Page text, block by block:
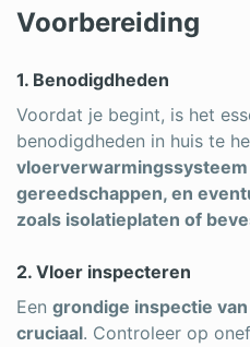
Voorbereiding
1. Benodigdheden
Voordat je begint, is het
benodigdheden in huis te
gereedschappen, en
zoals isolatieplaten of
2. Vloer inspecteren
Een grondige inspectie
cruciaal. Controleer op